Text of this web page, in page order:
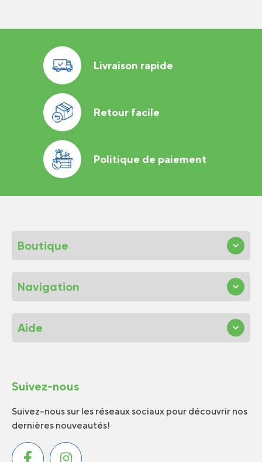
Livraison rapide
Retour facile
Politique de paiement
Boutique
Navigation
Aide
Suivez-nous
Suivez-nous sur les réseaux sociaux pour découvrir nos
dernières nouveautés!